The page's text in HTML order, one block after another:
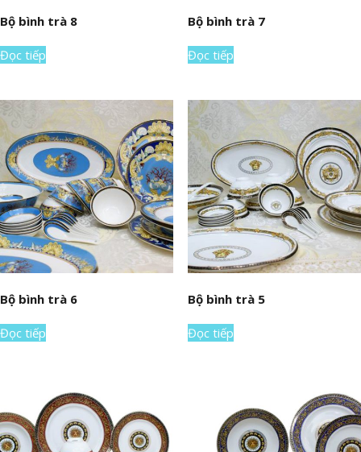
Bộ bình trà 8
Đọc tiếp
Bộ bình trà 7
Đọc tiếp
Bộ bình trà 6
Đọc tiếp
Bộ bình trà 5
Đọc tiếp